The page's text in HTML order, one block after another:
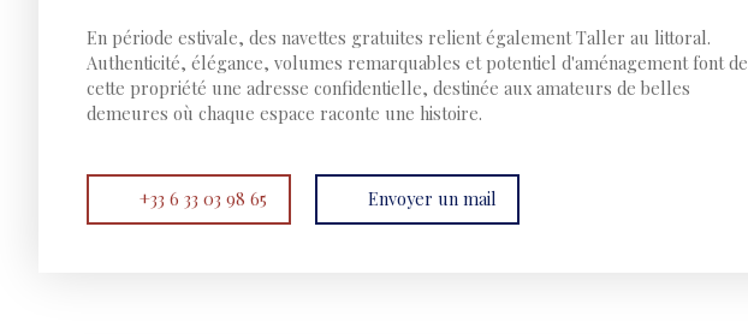
En période estivale, des navettes gratuites relient également Taller au littoral.
Authenticité, élégance, volumes remarquables et potentiel d'aménagement font de
cette propriété une adresse confidentielle, destinée aux amateurs de belles
demeures où chaque espace raconte une histoire.
+33 6 33 03 98 65 Envoyer un mail